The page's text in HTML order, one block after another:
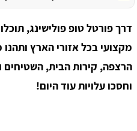
דרך פורטל טופ פולישינג,
מקצועי בכל אזורי הארץ ותהנו
הרצפה, קירות הבית, השטיחים
וחסכו עלויות עוד היום!